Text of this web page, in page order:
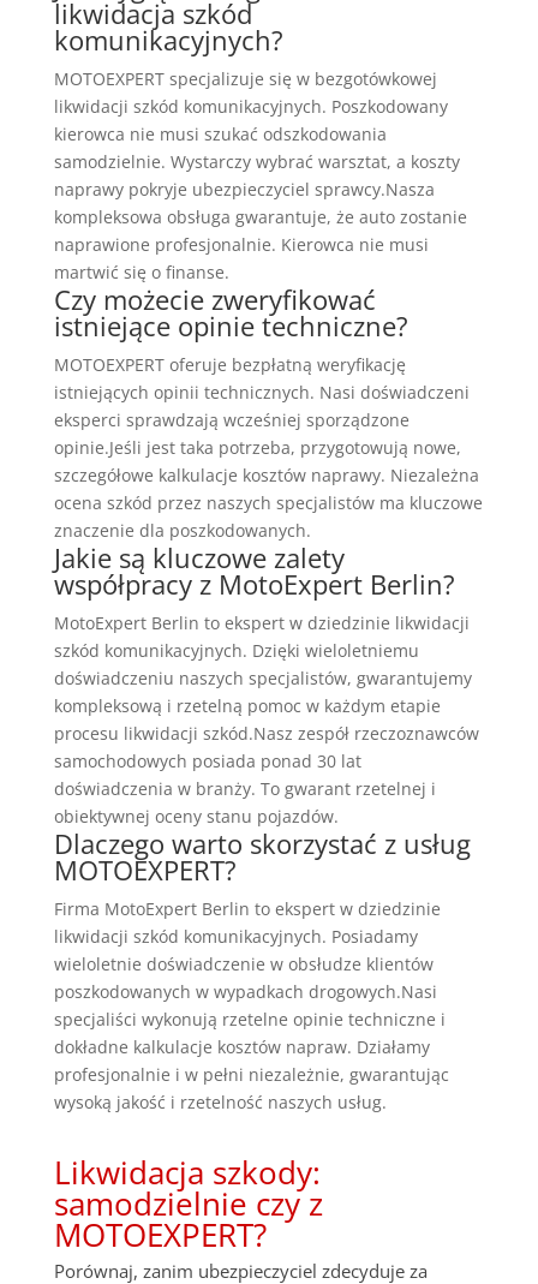
likwidacja szkód
komunikacyjnych?
MOTOEXPERT specjalizuje się w bezgotówkowej
likwidacji szkód komunikacyjnych. Poszkodowany
kierowca nie musi szukać odszkodowania
samodzielnie. Wystarczy wybrać warsztat, a koszty
naprawy pokryje ubezpieczyciel sprawcy.Nasza
kompleksowa obsługa gwarantuje, że auto zostanie
naprawione profesjonalnie. Kierowca nie musi
martwić się o finanse.
Czy możecie zweryfikować
istniejące opinie techniczne?
MOTOEXPERT oferuje bezpłatną weryfikację
istniejących opinii technicznych. Nasi doświadczeni
eksperci sprawdzają wcześniej sporządzone
opinie.Jeśli jest taka potrzeba, przygotowują nowe,
szczegółowe kalkulacje kosztów naprawy. Niezależna
ocena szkód przez naszych specjalistów ma kluczowe
znaczenie dla poszkodowanych.
Jakie są kluczowe zalety
współpracy z MotoExpert Berlin?
MotoExpert Berlin to ekspert w dziedzinie likwidacji
szkód komunikacyjnych. Dzięki wieloletniemu
doświadczeniu naszych specjalistów, gwarantujemy
kompleksową i rzetelną pomoc w każdym etapie
procesu likwidacji szkód.Nasz zespół rzeczoznawców
samochodowych posiada ponad 30 lat
doświadczenia w branży. To gwarant rzetelnej i
obiektywnej oceny stanu pojazdów.
Dlaczego warto skorzystać z usług
MOTOEXPERT?
Firma MotoExpert Berlin to ekspert w dziedzinie
likwidacji szkód komunikacyjnych. Posiadamy
wieloletnie doświadczenie w obsłudze klientów
poszkodowanych w wypadkach drogowych.Nasi
specjaliści wykonują rzetelne opinie techniczne i
dokładne kalkulacje kosztów napraw. Działamy
profesjonalnie i w pełni niezależnie, gwarantując
wysoką jakość i rzetelność naszych usług.
Likwidacja szkody:
samodzielnie czy z
MOTOEXPERT?
Porównaj, zanim ubezpieczyciel zdecyduje za